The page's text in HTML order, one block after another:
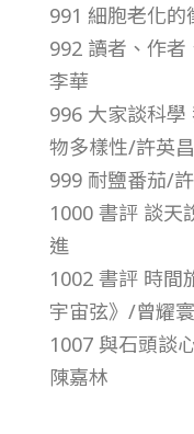
991 細胞老化
992 讀者、作
李華
996 大家談科
物多樣性/許英昌
999 耐鹽番茄/
1000 書評 談
進
1002 書評 時間
宇宙弦》/曾耀寰
1007 與石頭談
陳嘉林